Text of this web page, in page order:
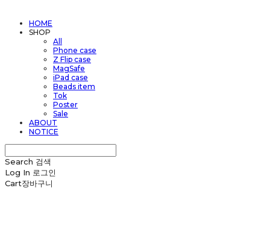
HOME
SHOP
All
Phone case
Z Flip case
MagSafe
iPad case
Beads item
Tok
Poster
Sale
ABOUT
NOTICE
Search 검색
Log In 로그인
Cart장바구니